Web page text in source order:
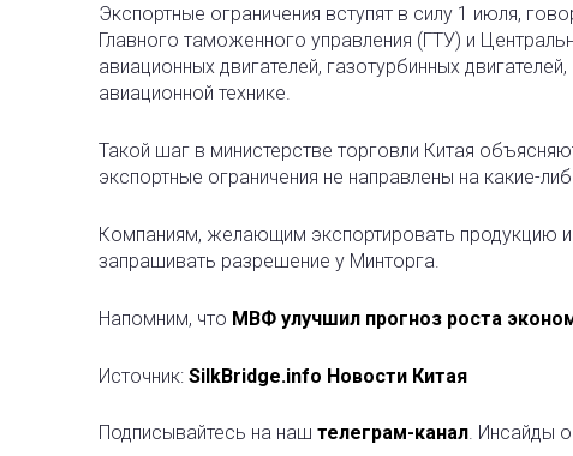
Экспортные ограничения вступят в силу 1 июля,
Главного таможенного управления (ГТУ) и
авиационных двигателей, газотурбинных
авиационной технике.
Такой шаг в министерстве торговли Китая
экспортные ограничения не направлены на какие-
Компаниям, желающим экспортировать продукцию и
запрашивать разрешение у Минторга.
Напомним, что МВФ улучшил прогноз роста
Источник: SilkBridge.info Новости Китая
Подписывайтесь на наш телеграм-канал. Инсайды